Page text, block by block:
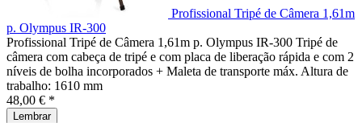
Profissional Tripé de Câmera 1,61m
p. Olympus IR-300
Profissional Tripé de Câmera 1,61m p. Olympus IR-300 Tripé de
câmera com cabeça de tripé e com placa de liberação rápida e com 2
níveis de bolha incorporados + Maleta de transporte máx. Altura de
trabalho: 1610 mm
48,00 € *
Lembrar